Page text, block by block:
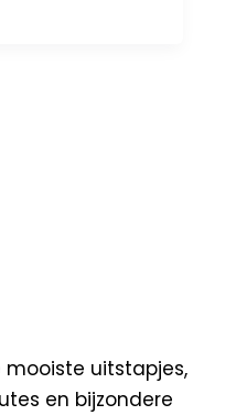
mooiste uitstapjes,
en bijzondere